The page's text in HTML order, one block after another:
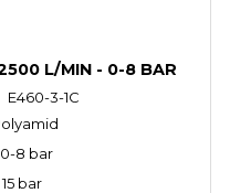
L/MIN - 0-8 BAR
E460-3-1C
0-8 bar
bar